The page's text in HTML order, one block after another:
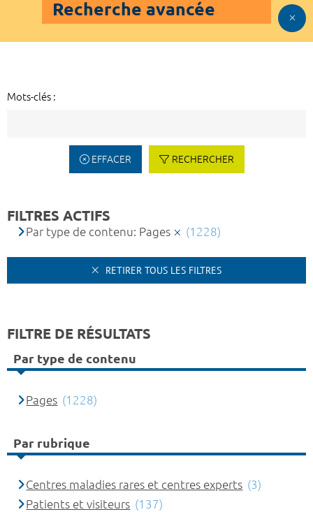
Recherche avancée
Mots-clés :
EFFACER RECHERCHER
FILTRES ACTIFS
Par type de contenu: Pages (1228)
RETIRER TOUS LES FILTRES
FILTRE DE RÉSULTATS
Par type de contenu
Pages (1228)
Par rubrique
Centres maladies rares et centres experts (3)
Patients et visiteurs (137)